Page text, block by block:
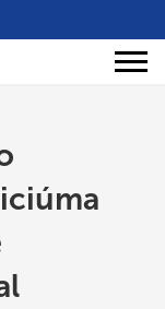
Áreas